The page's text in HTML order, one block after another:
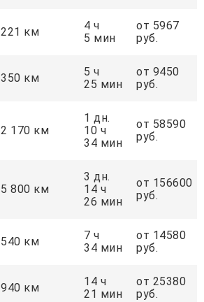
221 км
4 ч
5 мин
от 5967
руб.
350 км
5 ч
25 мин
от 9450
руб.
2 170 км
1 дн.
10 ч
34 мин
от 58590
руб.
5 800 км
3 дн.
14 ч
26 мин
от 156600
руб.
540 км
7 ч
34 мин
от 14580
руб.
940 км
14 ч
21 мин
от 25380
руб.